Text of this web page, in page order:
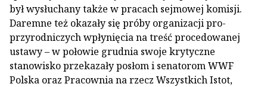
był wysłuchany także w pracach sejmowej komisji.
Daremne też okazały się próby organizacji pro-
przyrodniczych wpłynięcia na treść procedowanej
ustawy – w połowie grudnia swoje krytyczne
stanowisko przekazały posłom i senatorom WWF
Polska oraz Pracownia na rzecz Wszystkich Istot,